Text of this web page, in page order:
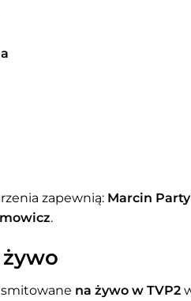
zapewnią: Marcin
.
na żywo w TVP2